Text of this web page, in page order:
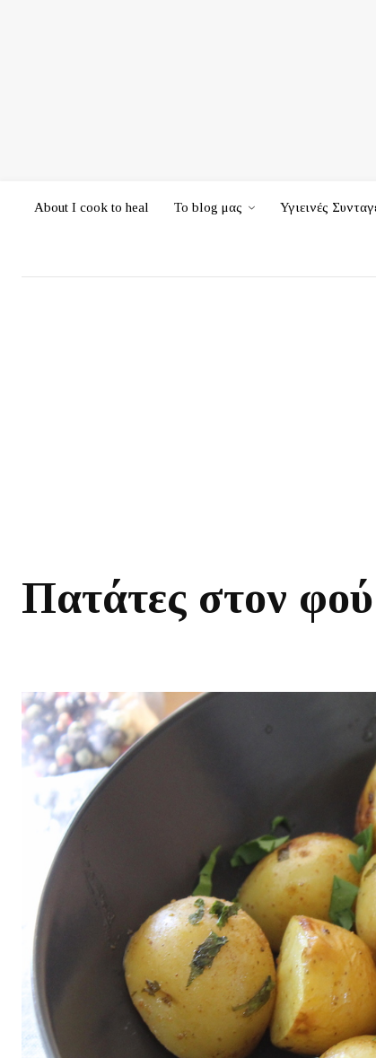
About I cook to heal Το blog μας Υγιεινές
Πατάτες στον
air fryer Brunch
Cookies
Covid
Diet
Easter
Greek recipes in english
Russian
Tips
Vegetarian
Αδυνάτισμα
Αθλητική διατροφή
βρωμη
Γλυκά
Γονιμότητα